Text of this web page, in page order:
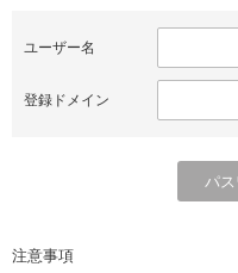
ユーザー名
登録ドメイン
注意事項